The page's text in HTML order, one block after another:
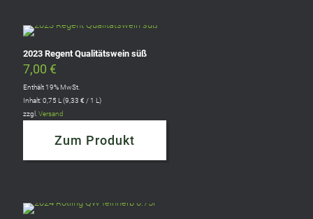
2023 Regent Qualitätswein süß
7,00 €
Enthält 19% MwSt.
Inhalt: 0,75 L (9,33 € / 1 L)
zzgl.Versand
Zum Produkt